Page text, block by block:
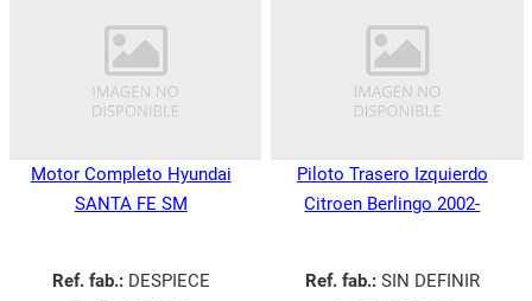
Motor Completo Hyundai
SANTA FE SM
Ref. fab.:DESPIECE
Piloto Trasero Izquierdo
Citroen Berlingo 2002-
Ref. fab.:SIN DEFINIR